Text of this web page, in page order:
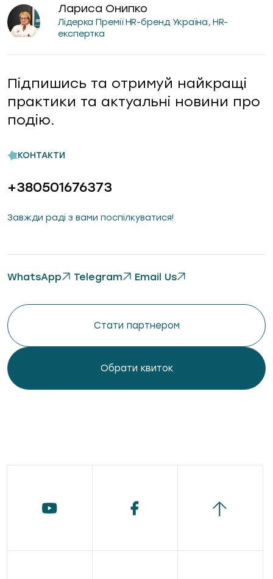
КОНТАКТИ
+380501676373
Завжди раді з вами поспілкуватися!
WhatsApp Telegram Email Us
Стати партнером
Обрати квиток
Лариса Онипко
Лідерка Премії HR-бренд Україна, HR-
експертка
Підпишись та отримуй найкращі
практики та актуальні новини про
подію.